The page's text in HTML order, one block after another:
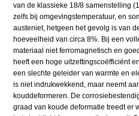
van de klassieke 18/8 samenstelling
zelfs bij omgevingstemperatuur, en
austeniet, hetgeen het gevolg is van
hoeveelheid van circa 8%. Bij een
materiaal niet ferromagnetisch en
heeft een hoge uitzettingscoëfficiënt
een slechte geleider van warmte en
is niet indrukwekkend, maar neemt
kouddeformeren. De
graad van koude deformatie treedt er